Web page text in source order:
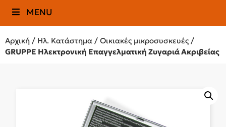
MENU
Αρχική / Ηλ. Κατάστημα / Οικιακές μικροσυσκευές /
GRUPPE Ηλεκτρονική Επαγγελματική Ζυγαριά Ακριβείας